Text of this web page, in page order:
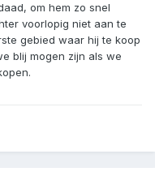
om hem zo snel
voorlopig niet aan te
gebied waar hij te koop
blij mogen zijn als we